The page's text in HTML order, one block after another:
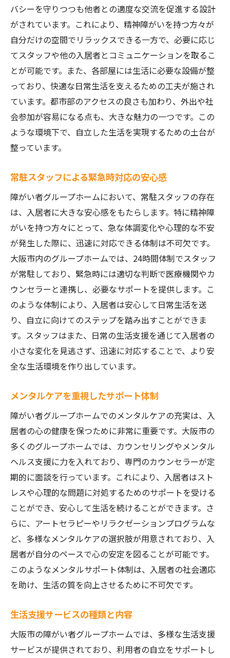
バシーを守りつつも他者との適度な交流を促進する設計
がされています。これにより、精神障がいを持つ方々が
自分だけの空間でリラックスできる一方で、必要に応じ
てスタッフや他の入居者とコミュニケーションを取るこ
とが可能です。また、各部屋には生活に必要な設備が整
っており、快適な日常生活を支えるための工夫が施され
ています。都市部のアクセスの良さも加わり、外出や社
会参加が容易になる点も、大きな魅力の一つです。この
ような環境下で、自立した生活を実現するための土台が
整っています。
常駐スタッフによる緊急時対応の安心感
障がい者グループホームにおいて、常駐スタッフの存在
は、入居者に大きな安心感をもたらします。特に精神障
がいを持つ方々にとって、急な体調変化や心理的な不安
が発生した際に、迅速に対応できる体制は不可欠です。
大阪市内のグループホームでは、24時間体制でスタッフ
が常駐しており、緊急時には適切な判断で医療機関やカ
ウンセラーと連携し、必要なサポートを提供します。こ
のような体制により、入居者は安心して日常生活を送
り、自立に向けてのステップを踏み出すことができま
す。スタッフはまた、日常の生活支援を通じて入居者の
小さな変化を見逃さず、迅速に対応することで、より安
全な生活環境を作り出しています。
メンタルケアを重視したサポート体制
障がい者グループホームでのメンタルケアの充実は、入
居者の心の健康を保つために非常に重要です。大阪市の
多くのグループホームでは、カウンセリングやメンタル
ヘルス支援に力を入れており、専門のカウンセラーが定
期的に面談を行っています。これにより、入居者はスト
レスや心理的な問題に対処するためのサポートを受ける
ことができ、安心して生活を続けることができます。さ
らに、アートセラピーやリラクゼーションプログラムな
ど、多様なメンタルケアの選択肢が用意されており、入
居者が自分のペースで心の安定を図ることが可能です。
このようなメンタルサポート体制は、入居者の社会適応
を助け、生活の質を向上させるために不可欠です。
生活支援サービスの種類と内容
大阪市の障がい者グループホームでは、多様な生活支援
サービスが提供されており、利用者の自立をサポートし